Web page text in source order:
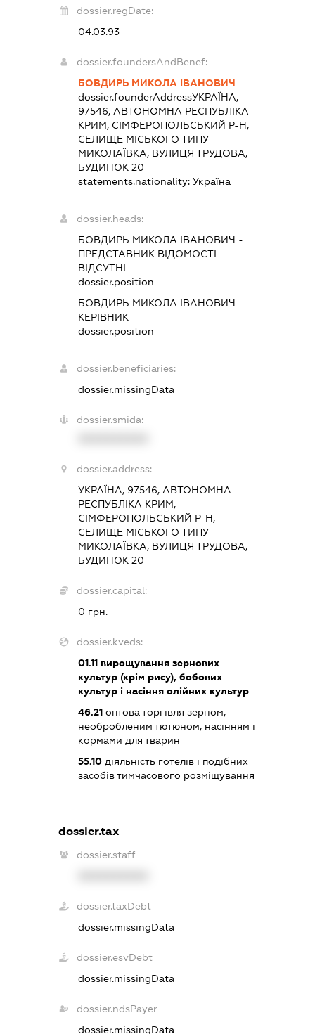
dossier.regDate:
04.03.93
dossier.foundersAndBenef:
БОВДИРЬ МИКОЛА ІВАНОВИЧ
dossier.founderAddressУКРАЇНА,
97546, АВТОНОМНА РЕСПУБЛІКА
КРИМ, СІМФЕРОПОЛЬСЬКИЙ Р-Н,
СЕЛИЩЕ МІСЬКОГО ТИПУ
МИКОЛАЇВКА, ВУЛИЦЯ ТРУДОВА,
БУДИНОК 20
statements.nationality: Україна
dossier.heads:
БОВДИРЬ МИКОЛА ІВАНОВИЧ -
ПРЕДСТАВНИК ВІДОМОСТІ
ВІДСУТНІ
dossier.position -
БОВДИРЬ МИКОЛА ІВАНОВИЧ -
КЕРІВНИК
dossier.position -
dossier.beneficiaries:
dossier.missingData
dossier.smida:
dossier.address:
УКРАЇНА, 97546, АВТОНОМНА
РЕСПУБЛІКА КРИМ,
СІМФЕРОПОЛЬСЬКИЙ Р-Н,
СЕЛИЩЕ МІСЬКОГО ТИПУ
МИКОЛАЇВКА, ВУЛИЦЯ ТРУДОВА,
БУДИНОК 20
dossier.capital:
0 грн.
dossier.kveds:
01.11вирощування зернових
культур (крім рису), бобових
культур і насіння олійних культур
46.21оптова торгівля зерном,
необробленим тютюном, насінням і
кормами для тварин
55.10діяльність готелів і подібних
засобів тимчасового розміщування
dossier.tax
dossier.staff
dossier.taxDebt
dossier.missingData
dossier.esvDebt
dossier.missingData
dossier.ndsPayer
dossier.missingData